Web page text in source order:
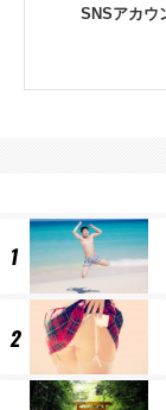
SNSアカウ